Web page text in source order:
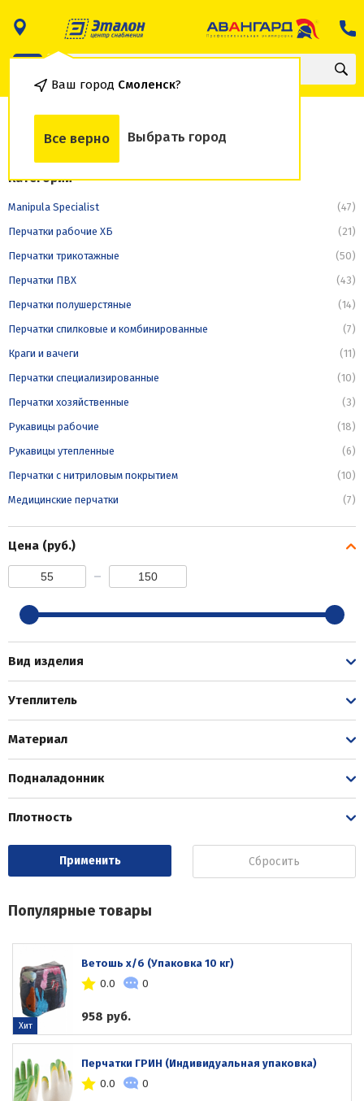
Ваш город Смоленск?
Все верно Выбрать город
Рукавицы утепленные
Категории
Manipula Specialist
(47)
Перчатки рабочие ХБ
(21)
Перчатки трикотажные
(50)
Перчатки ПВХ
(43)
Перчатки полушерстяные
(14)
Перчатки спилковые и комбинированные
(7)
Краги и вачеги
(11)
Перчатки специализированные
(10)
Перчатки хозяйственные
(3)
Рукавицы рабочие
(18)
Рукавицы утепленные
(6)
Перчатки с нитриловым покрытием
(10)
Медицинские перчатки
(7)
Цена (руб.)
Вид изделия
Утеплитель
Материал
Подналадонник
Плотность
Сбросить
Популярные товары
Ветошь х/б (Упаковка 10 кг)
0.0
0
958 руб.
Хит
Перчатки ГРИН (Индивидуальная упаковка)
0.0
0